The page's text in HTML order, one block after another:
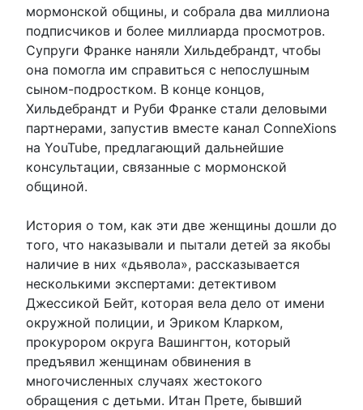
мормонской общины, и собрала два миллиона
подписчиков и более миллиарда просмотров.
Супруги Франке наняли Хильдебрандт, чтобы
она помогла им справиться с непослушным
сыном-подростком. В конце концов,
Хильдебрандт и Руби Франке стали деловыми
партнерами, запустив вместе канал ConneXions
на YouTube, предлагающий дальнейшие
консультации, связанные с мормонской
общиной.
История о том, как эти две женщины дошли до
того, что наказывали и пытали детей за якобы
наличие в них «дьявола», рассказывается
несколькими экспертами: детективом
Джессикой Бейт, которая вела дело от имени
окружной полиции, и Эриком Кларком,
прокурором округа Вашингтон, который
предъявил женщинам обвинения в
многочисленных случаях жестокого
обращения с детьми. Итан Прете, бывший